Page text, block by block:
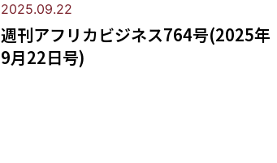
2025.09.22
週刊アフリカビジネス764号(2025年
9月22日号)